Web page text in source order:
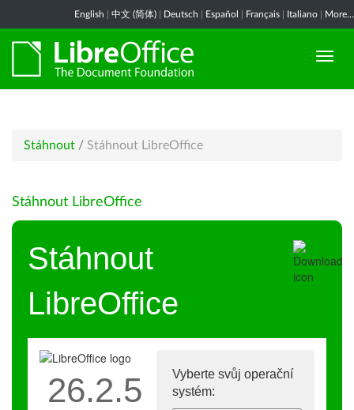
English 中文 (简体) Deutsch Español Français Italiano More...
Stáhnout / Stáhnout LibreOffice
Stáhnout LibreOffice
Stáhnout
LibreOffice
Vyberte svůj operační
systém:
26.2.5